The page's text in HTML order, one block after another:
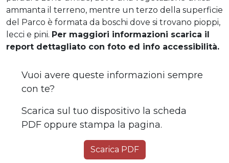
ammanta il terreno, mentre un terzo della superficie
del Parco è formata da boschi dove si trovano pioppi,
lecci e pini. Per maggiori informazioni scarica il
report dettagliato con foto ed info accessibilità.
Vuoi avere queste informazioni sempre
con te?
Scarica sul tuo dispositivo la scheda
PDF oppure stampa la pagina.
Scarica PDF